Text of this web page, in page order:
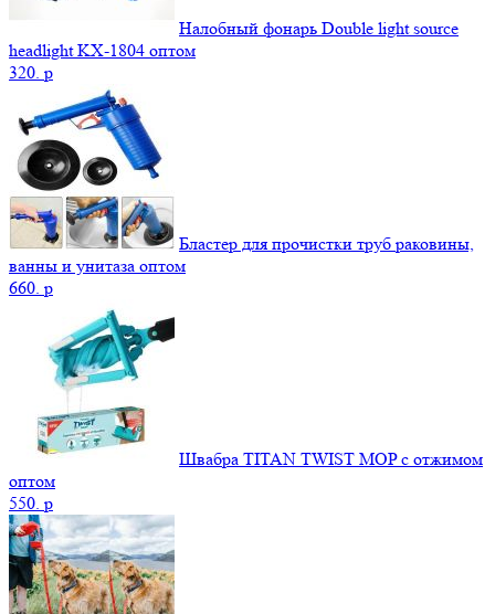
Налобный фонарь Double light source
headlight KX-1804 оптом
320. p
Бластер для прочистки труб раковины,
ванны и унитаза оптом
660. p
Швабра TITAN TWIST MOP с отжимом
оптом
550. p